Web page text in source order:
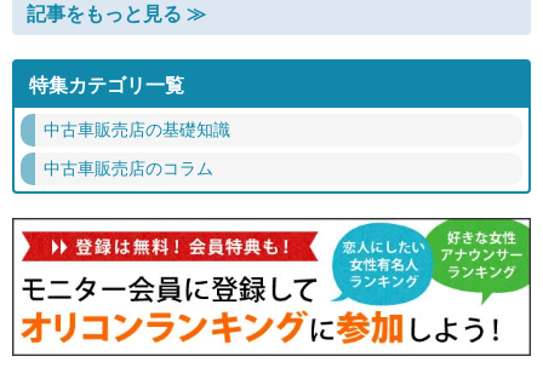
記事をもっと見る ≫
特集カテゴリ一覧
中古車販売店の基礎知識
中古車販売店のコラム